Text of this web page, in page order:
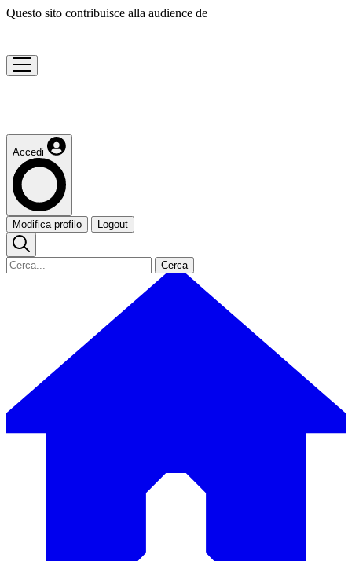
Questo sito contribuisce alla audience de
Accedi
Modifica profilo Logout
Cerca